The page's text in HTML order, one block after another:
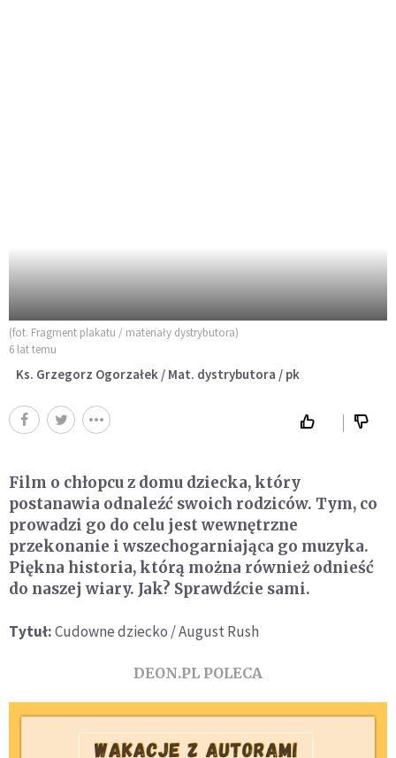
(fot. Fragment plakatu / materiały dystrybutora)
6 lat temu
Ks. Grzegorz Ogorzałek / Mat. dystrybutora / pk
Film o chłopcu z domu dziecka, który
postanawia odnaleźć swoich rodziców. Tym, co
prowadzi go do celu jest wewnętrzne
przekonanie i wszechogarniająca go muzyka.
Piękna historia, którą można również odnieść
do naszej wiary. Jak? Sprawdźcie sami.
Tytuł:Cudowne dziecko / August Rush
DEON.PL POLECA